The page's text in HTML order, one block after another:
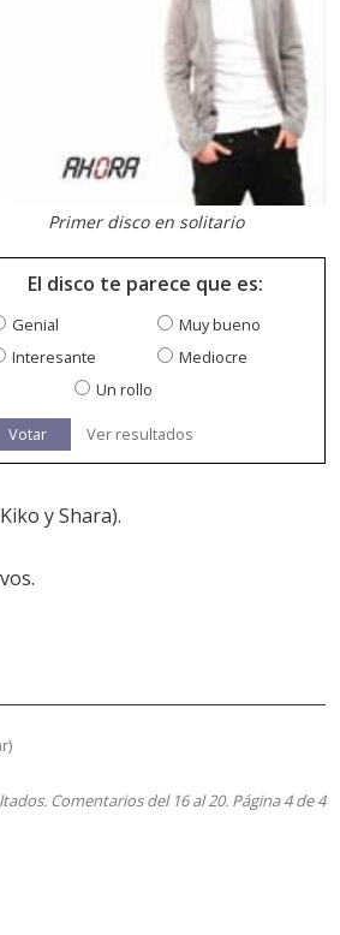
Primer disco en solitario
El disco te parece que es:
Genial
Muy bueno
Interesante
Mediocre
Un rollo
Votar Ver resultados
y Shara).
)
Comentarios del 16 al 20. Página 4 de 4